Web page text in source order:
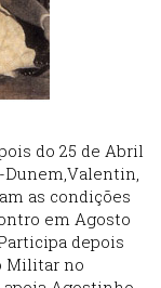
do 25 de Abril
Dunem,Valentin,
as condições
em Agosto
depois
Militar no